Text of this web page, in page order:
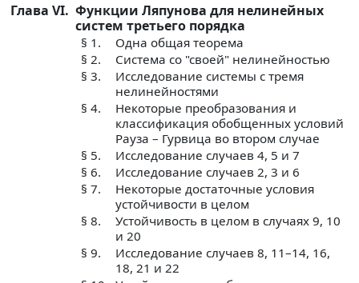
Глава VI. Функции Ляпунова для нелинейных
систем третьего порядка
§ 1.
Одна общая теорема
§ 2.
Система со "своей" нелинейностью
§ 3.
Исследование системы с тремя
нелинейностями
§ 4.
Некоторые преобразования и
классификация обобщенных условий
Рауза – Гурвица во втором случае
§ 5.
Исследование случаев 4, 5 и 7
§ 6.
Исследование случаев 2, 3 и 6
§ 7.
Некоторые достаточные условия
устойчивости в целом
§ 8.
Устойчивость в целом в случаях 9, 10
и 20
§ 9.
Исследование случаев 8, 11–14, 16,
18, 21 и 22